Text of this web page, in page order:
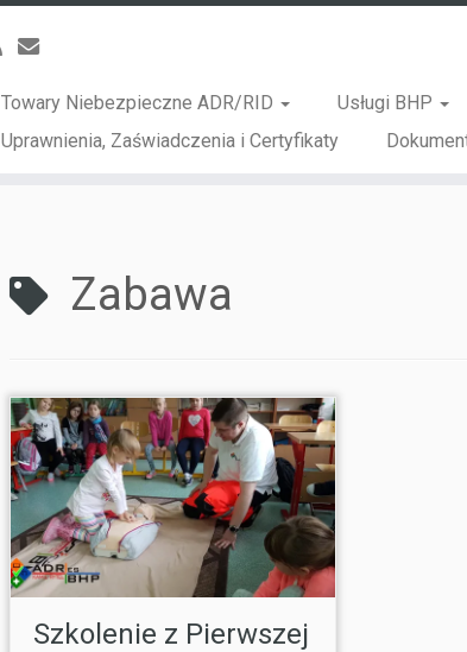
Towary Niebezpieczne ADR/RID Usługi BHP
Uprawnienia, Zaświadczenia i Certyfikaty
Zabawa
Szkolenie z Pierwszej